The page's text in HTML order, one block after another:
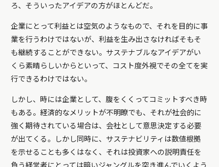
ろ、そういったアイデアの方がほとんどだ。
企業にとって利益とは空気のようなもので、それを目的に事
業を行うわけではないが、利益を生み出さなければそもそ
も継続することができない。サステナブルなアイデアがい
くら素晴らしいからといって、コスト度外視でその全てを実
行できるわけではない。
しかし、時には企業として、腹をくくってコミットすべき時
もある。経済的なメリットが不明瞭でも、それが社会的に
強く期待されている場合は、会社として意思決定する必要
が出てくる。しかし同時に、サステナビリティは数値根拠
を示せることも多くはなく、それは投資家への説明責任を